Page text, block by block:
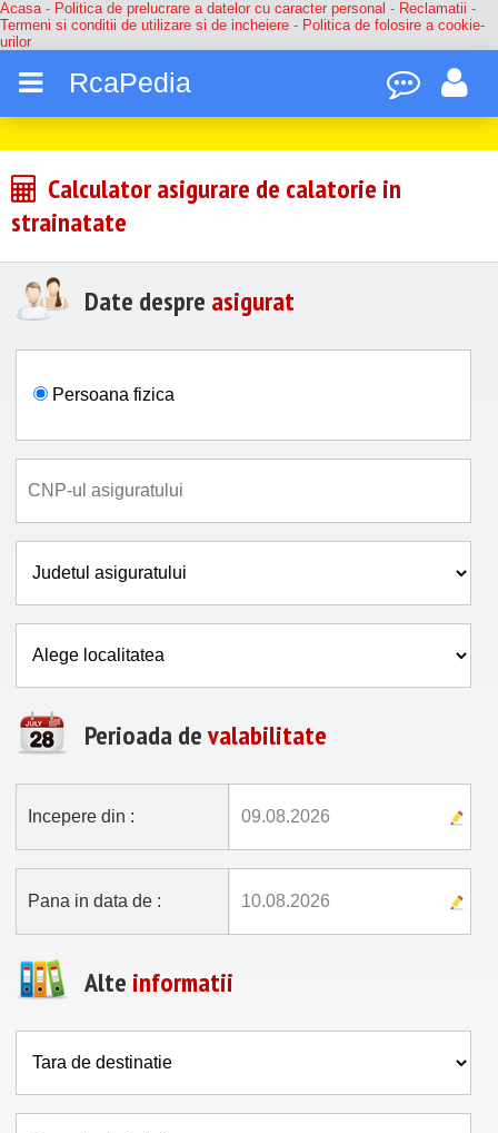
Acasa - Politica de prelucrare a datelor cu caracter personal - Reclamatii -
Termeni si conditii de utilizare si de incheiere - Politica de folosire a cookie-
urilor
RcaPedia
Calculator asigurare de calatorie in
strainatate
Date despre asigurat
Persoana fizica
Perioada devalabilitate
Incepere din :
Pana in data de :
Alte informatii